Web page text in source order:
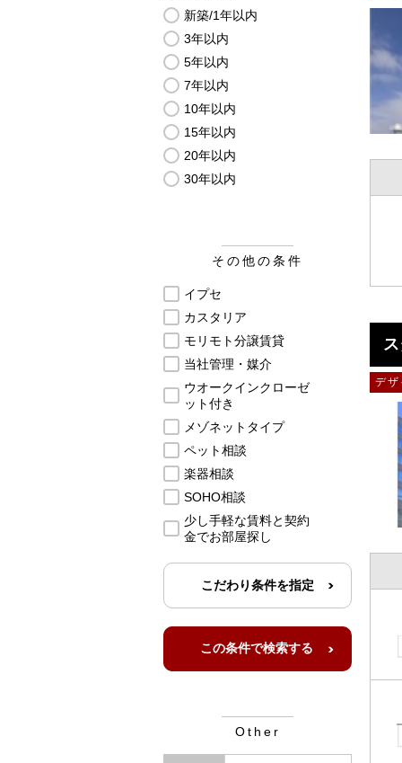
デ
新築/1年以内
3年以内
5年以内
7年以内
10年以内
15年以内
20年以内
30年以内
その他の条件
イプセ
カスタリア
モリモト分譲賃貸
当社管理・媒介
ウオークインクローゼ
ット付き
メゾネットタイプ
ペット相談
楽器相談
SOHO相談
少し手軽な賃料と契約
金でお部屋探し
こだわり条件を指定
Other